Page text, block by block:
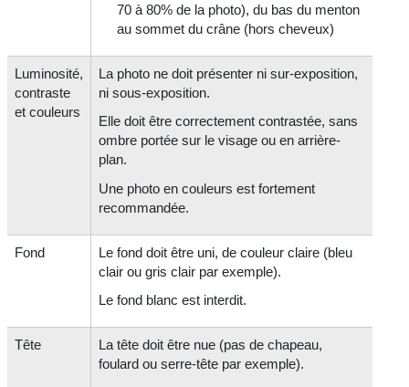
70 à 80% de la photo), du bas du menton
au sommet du crâne (hors cheveux)
Luminosité,
contraste
et couleurs
La photo ne doit présenter ni sur-exposition,
ni sous-exposition.
Elle doit être correctement contrastée, sans
ombre portée sur le visage ou en arrière-
plan.
Une photo en couleurs est fortement
recommandée.
Fond
Le fond doit être uni, de couleur claire (bleu
clair ou gris clair par exemple).
Le fond blanc est interdit.
Tête
La tête doit être nue (pas de chapeau,
foulard ou serre-tête par exemple).